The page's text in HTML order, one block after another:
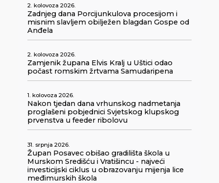
2. kolovoza 2026.
Zadnjeg dana Porcijunkulova procesijom i
misnim slavljem obilježen blagdan Gospe od
Anđela
2. kolovoza 2026.
Zamjenik župana Elvis Kralj u Uštici odao
počast romskim žrtvama Samudaripena
1. kolovoza 2026.
Nakon tjedan dana vrhunskog nadmetanja
proglašeni pobjednici Svjetskog klupskog
prvenstva u feeder ribolovu
31. srpnja 2026.
Župan Posavec obišao gradilišta škola u
Murskom Središću i Vratišincu - najveći
investicijski ciklus u obrazovanju mijenja lice
međimurskih škola